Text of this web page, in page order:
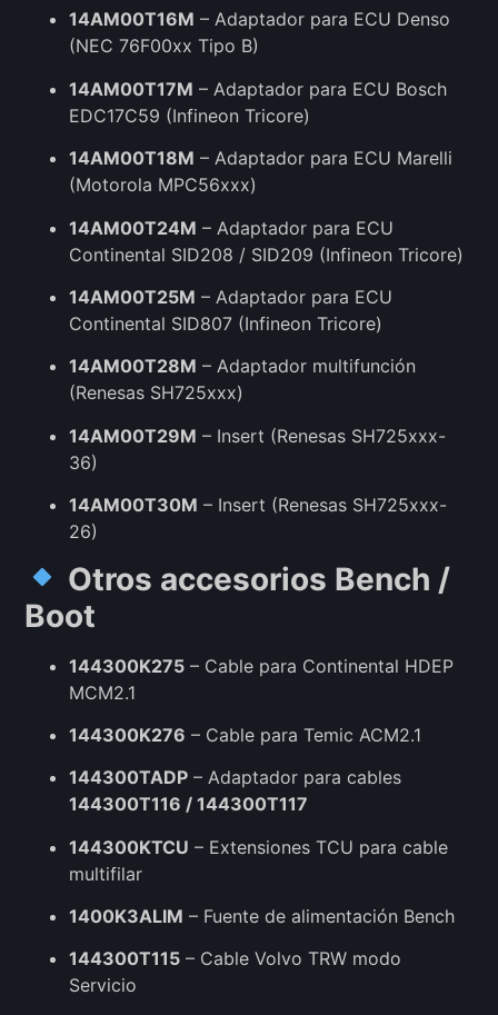
14AM00T16M – Adaptador para ECU Denso
(NEC 76F00xx Tipo B)
14AM00T17M – Adaptador para ECU Bosch
EDC17C59 (Infineon Tricore)
14AM00T18M – Adaptador para ECU Marelli
(Motorola MPC56xxx)
14AM00T24M – Adaptador para ECU
Continental SID208 / SID209 (Infineon Tricore)
14AM00T25M – Adaptador para ECU
Continental SID807 (Infineon Tricore)
14AM00T28M – Adaptador multifunción
(Renesas SH725xxx)
14AM00T29M – Insert (Renesas SH725xxx-
36)
14AM00T30M – Insert (Renesas SH725xxx-
26)
Otros accesorios Bench /
Boot
144300K275 – Cable para Continental HDEP
MCM2.1
144300K276 – Cable para Temic ACM2.1
144300TADP – Adaptador para cables
144300T116 / 144300T117
144300KTCU – Extensiones TCU para cable
multifilar
1400K3ALIM – Fuente de alimentación Bench
144300T115 – Cable Volvo TRW modo
Servicio